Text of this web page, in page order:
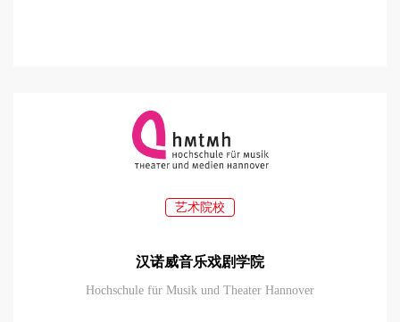
艺术院校
汉诺威音乐戏剧学院
Hochschule für Musik und Theater Hannover